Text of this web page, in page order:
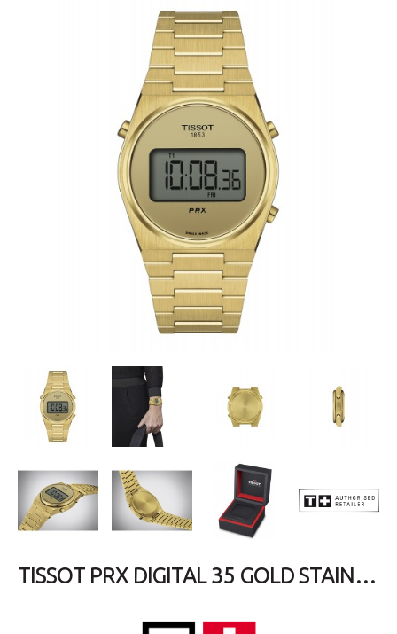
TISSOT PRX DIGITAL 35 GOLD STAINLESS STEEL BRACELET T1372633302000